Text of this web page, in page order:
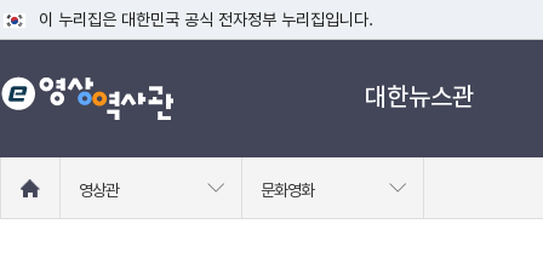
이 누리집은 대한민국 공식 전자정부 누리집입니다.
공식 누리집 주소 확인하기
go.kr 주소를 사용하는 누리집은 대한민국 정부기관이 관리하는 누리집입니
대한뉴스관
로
영상관 문화영화